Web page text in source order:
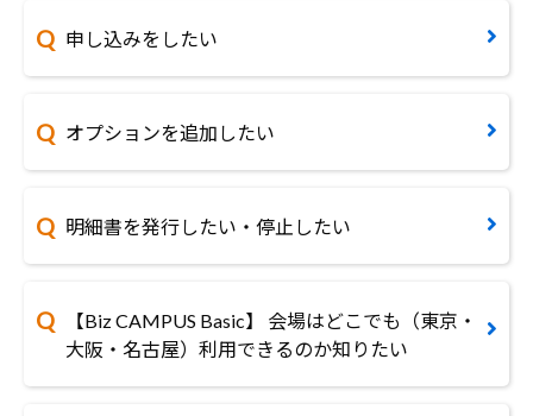
申し込みをしたい
オプションを追加したい
明細書を発行したい・停止したい
【Biz CAMPUS Basic】 会場はどこでも（東京・
大阪・名古屋）利用できるのか知りたい